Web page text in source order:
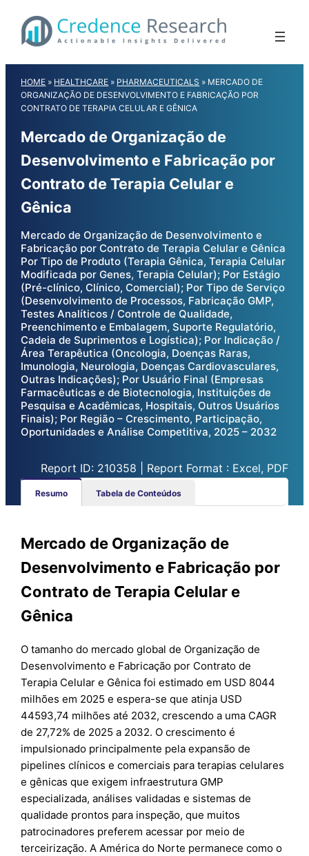
content
HOME » HEALTHCARE » PHARMACEUTICALS » MERCADO DE
ORGANIZAÇÃO DE DESENVOLVIMENTO E FABRICAÇÃO POR
CONTRATO DE TERAPIA CELULAR E GÊNICA
Mercado de Organização de
Desenvolvimento e Fabricação por
Contrato de Terapia Celular e
Gênica
Mercado de Organização de Desenvolvimento e
Fabricação por Contrato de Terapia Celular e Gênica
Por Tipo de Produto (Terapia Gênica, Terapia Celular
Modificada por Genes, Terapia Celular); Por Estágio
(Pré-clínico, Clínico, Comercial); Por Tipo de Serviço
(Desenvolvimento de Processos, Fabricação GMP,
Testes Analíticos / Controle de Qualidade,
Preenchimento e Embalagem, Suporte Regulatório,
Cadeia de Suprimentos e Logística); Por Indicação /
Área Terapêutica (Oncologia, Doenças Raras,
Imunologia, Neurologia, Doenças Cardiovasculares,
Outras Indicações); Por Usuário Final (Empresas
Farmacêuticas e de Biotecnologia, Instituições de
Pesquisa e Acadêmicas, Hospitais, Outros Usuários
Finais); Por Região – Crescimento, Participação,
Oportunidades e Análise Competitiva, 2025 – 2032
Report ID: 210358 | Report Format : Excel, PDF
Resumo Tabela de Conteúdos
Mercado de Organização de
Desenvolvimento e Fabricação por
Contrato de Terapia Celular e
Gênica
O tamanho do mercado global de Organização de
Desenvolvimento e Fabricação por Contrato de
Terapia Celular e Gênica foi estimado em USD 8044
milhões em 2025 e espera-se que atinja USD
44593,74 milhões até 2032, crescendo a uma CAGR
de 27,72% de 2025 a 2032. O crescimento é
impulsionado principalmente pela expansão de
pipelines clínicos e comerciais para terapias celulares
e gênicas que exigem infraestrutura GMP
especializada, análises validadas e sistemas de
qualidade prontos para inspeção, que muitos
patrocinadores preferem acessar por meio de
terceirização. A América do Norte permanece como o